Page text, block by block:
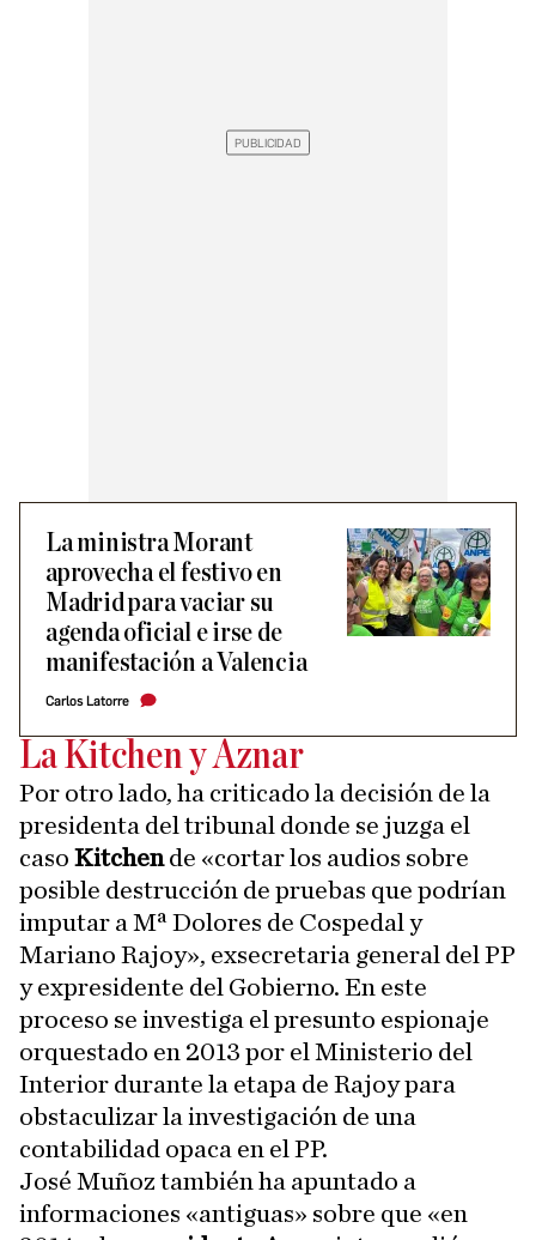
La ministra Morant
aprovecha el festivo en
Madrid para vaciar su
agenda oficial e irse de
manifestación a Valencia
Carlos Latorre
La Kitchen y Aznar
Por otro lado, ha criticado la decisión de la
presidenta del tribunal donde se juzga el
caso Kitchende «cortar los audios sobre
posible destrucción de pruebas que podrían
imputar a Mª Dolores de Cospedal y
Mariano Rajoy», exsecretaria general del PP
y expresidente del Gobierno. En este
proceso se investiga el presunto espionaje
orquestado en 2013 por el Ministerio del
Interior durante la etapa de Rajoy para
obstaculizar la investigación de una
contabilidad opaca en el PP.
José Muñoz también ha apuntado a
informaciones «antiguas» sobre que «en